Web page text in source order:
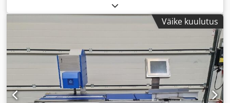
Väike kuulutus